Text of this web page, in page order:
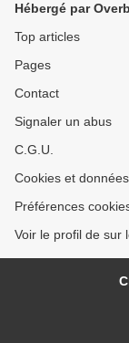
Hébergé par
Top articles
Pages
Contact
Signaler un abus
C.G.U.
Cookies et
Préférences
Voir le profil de sur